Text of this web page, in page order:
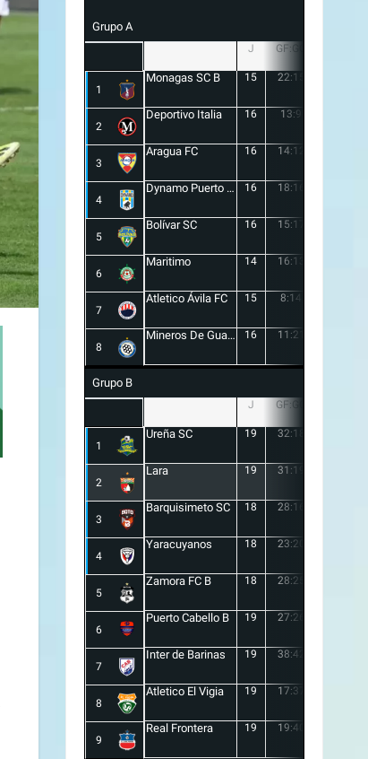
Grupo A
J GF:GC
1
Monagas SC B 15 22:15
2
Deportivo Italia 16 13:9
3
Aragua FC 16 14:12
4
Dynamo Puerto FC 16 18:16
5
Bolívar SC 16 15:17
6
Maritimo 14 16:13
7
Atletico Ávila FC 15 8:14
8
Mineros De Guayana 16 11:21
Grupo B
J GF:GC
1
Ureña SC 19 32:18
2
Lara 19 31:19
3
Barquisimeto SC 18 28:16
4
Yaracuyanos 18 23:20
5
Zamora FC B 18 28:25
6
Puerto Cabello B 19 27:26
7
Inter de Barinas 19 38:42
8
Atletico El Vigia 19 17:37
9
Real Frontera 19 19:40